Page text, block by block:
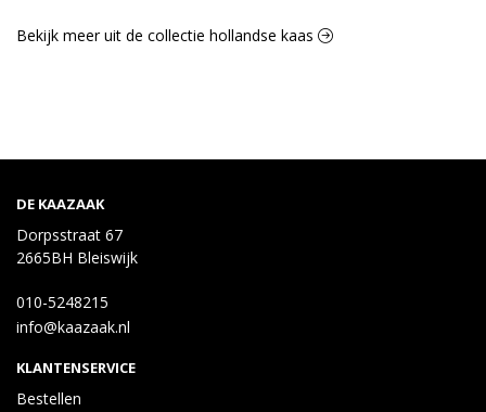
Bekijk meer uit de collectie hollandse kaas
DE KAAZAAK
Dorpsstraat 67
2665BH Bleiswijk
010-5248215
info@kaazaak.nl
KLANTENSERVICE
Bestellen